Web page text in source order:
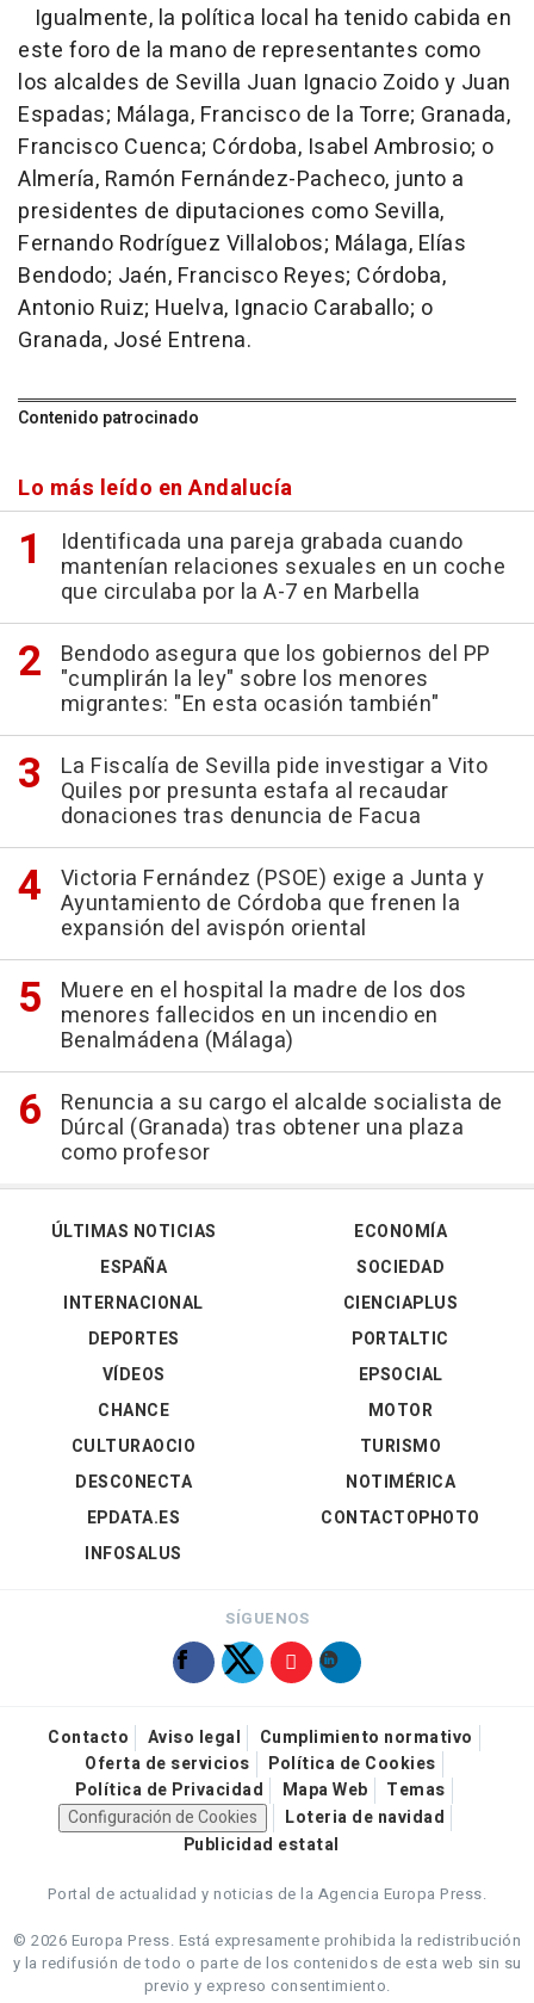
Igualmente, la política local ha tenido cabida en
este foro de la mano de representantes como
los alcaldes de Sevilla Juan Ignacio Zoido y Juan
Espadas; Málaga, Francisco de la Torre; Granada,
Francisco Cuenca; Córdoba, Isabel Ambrosio; o
Almería, Ramón Fernández-Pacheco, junto a
presidentes de diputaciones como Sevilla,
Fernando Rodríguez Villalobos; Málaga, Elías
Bendodo; Jaén, Francisco Reyes; Córdoba,
Antonio Ruiz; Huelva, Ignacio Caraballo; o
Granada, José Entrena.
Contenido patrocinado
Lo más leído en Andalucía
Identificada una pareja grabada cuando
mantenían relaciones sexuales en un coche
que circulaba por la A-7 en Marbella
Bendodo asegura que los gobiernos del PP
"cumplirán la ley" sobre los menores
migrantes: "En esta ocasión también"
La Fiscalía de Sevilla pide investigar a Vito
Quiles por presunta estafa al recaudar
donaciones tras denuncia de Facua
Victoria Fernández (PSOE) exige a Junta y
Ayuntamiento de Córdoba que frenen la
expansión del avispón oriental
Muere en el hospital la madre de los dos
menores fallecidos en un incendio en
Benalmádena (Málaga)
Renuncia a su cargo el alcalde socialista de
Dúrcal (Granada) tras obtener una plaza
como profesor
ÚLTIMAS NOTICIAS
ESPAÑA
INTERNACIONAL
DEPORTES
VÍDEOS
ECONOMÍA
SOCIEDAD
CIENCIAPLUS
PORTALTIC
EPSOCIAL
CHANCE
CULTURAOCIO
DESCONECTA
EPDATA.ES
INFOSALUS
MOTOR
TURISMO
NOTIMÉRICA
CONTACTOPHOTO
SÍGUENOS
Contacto Aviso legal
Cumplimiento normativo
Oferta de servicios
Política de Cookies
Política de Privacidad
Mapa Web
Temas
Configuración de Cookies
Loteria de navidad
Publicidad estatal
Portal de actualidad y noticias de la Agencia Europa Press.
© 2026 Europa Press. Está expresamente prohibida la redistribución
y la redifusión de todo o parte de los contenidos de esta web sin su
previo y expreso consentimiento.